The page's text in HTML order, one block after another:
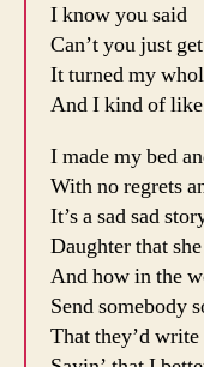
I know you said
Can’t you just
It turned my
And I kind of
I made my bed
With no regrets
It’s a sad sad
Daughter that
And how in the
Send somebody
That they’d